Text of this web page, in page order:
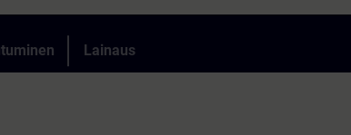
der Produktionskette führen. Für die Minimierung
sowie der daraus entstehenden Kosten ist die
Das manuelle managen von mehreren Geräten
Lainaus